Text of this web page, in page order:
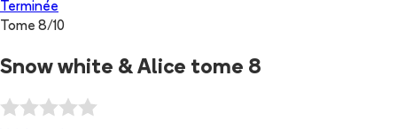
Terminée
Tome 8/10
Snow white & Alice tome 8